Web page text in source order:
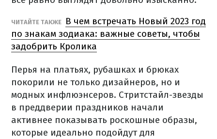
ЧИТАЙТЕ ТАКЖЕ
В чем встречать Новый 2023 год
по знакам зодиака: важные советы, чтобы
задобрить Кролика
Перья на платьях, рубашках и брюках
покорили не только дизайнеров, но и
модных инфлюэнсеров. Стритстайл-звезды
в преддверии праздников начали
активнее показывать роскошные образы,
которые идеально подойдут для